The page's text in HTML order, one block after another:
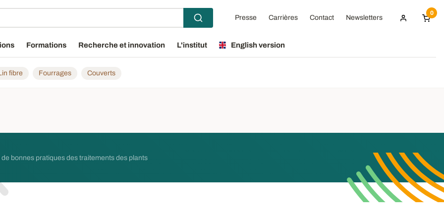
Presse Carrières Contact Newsletters
0
Formations Recherche et innovation L'institut English version
fibre Fourrages Couverts
bonnes pratiques des traitements des plants